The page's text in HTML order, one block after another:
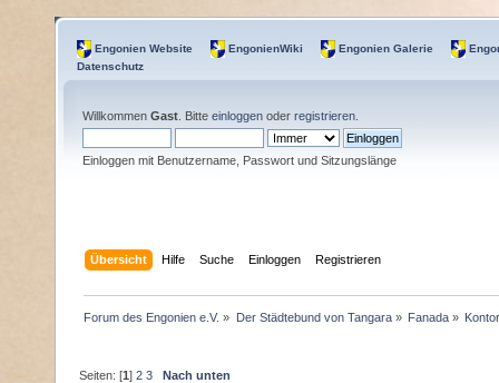
Engonien Website EngonienWiki Engonien Galerie
Datenschutz
Willkommen Gast . Bitte einloggen oder registrieren
Einloggen mit Benutzername, Passwort und Sitzungslänge
Übersicht Hilfe Suche Einloggen Registrieren
Forum des Engonien e.V. » Der Städtebund von Tangara» Fanada»
Seiten: [1]2 3 Nach unten